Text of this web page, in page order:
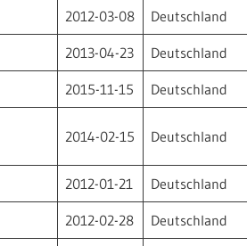
2012-03-08 Deutschland
2013-04-23 Deutschland
2015-11-15 Deutschland
2014-02-15 Deutschland
2012-01-21 Deutschland
2012-02-28 Deutschland